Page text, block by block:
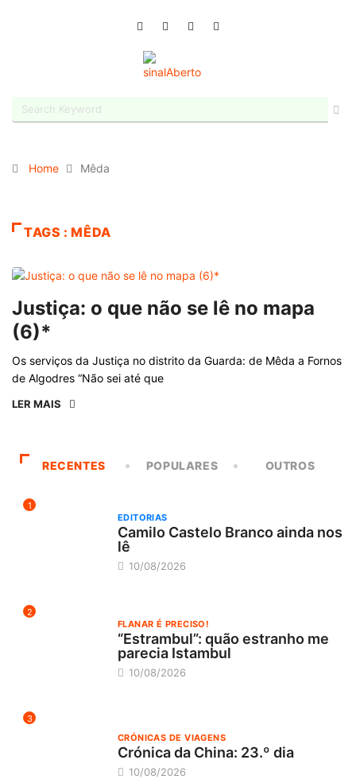
Home Mêda
TAGS : MÊDA
Justiça: o que não se lê no mapa
(6)*
Os serviços da Justiça no distrito da Guarda: de Mêda a Fornos
de Algodres “Não sei até que
LER MAIS
RECENTES POPULARES OUTROS
1
EDITORIAS
Camilo Castelo Branco ainda nos
lê
10/08/2026
2
FLANAR É PRECISO!
“Estrambul”: quão estranho me
parecia Istambul
10/08/2026
3
CRÓNICAS DE VIAGENS
Crónica da China: 23.º dia
10/08/2026